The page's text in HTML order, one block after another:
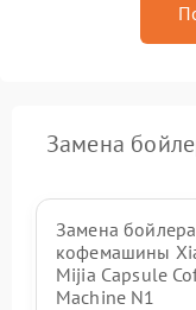
Замена
Замена бойлера
кофемашины
Mijia Capsule
Machine N1